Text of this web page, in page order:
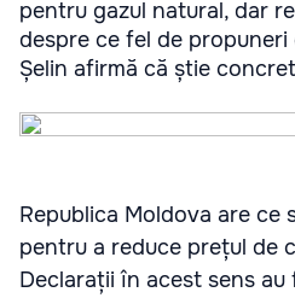
pentru gazul natural, dar
despre ce fel de
Șelin afirmă că știe
Republica Moldova are ce
pentru a reduce prețul de
Declarații în acest sens